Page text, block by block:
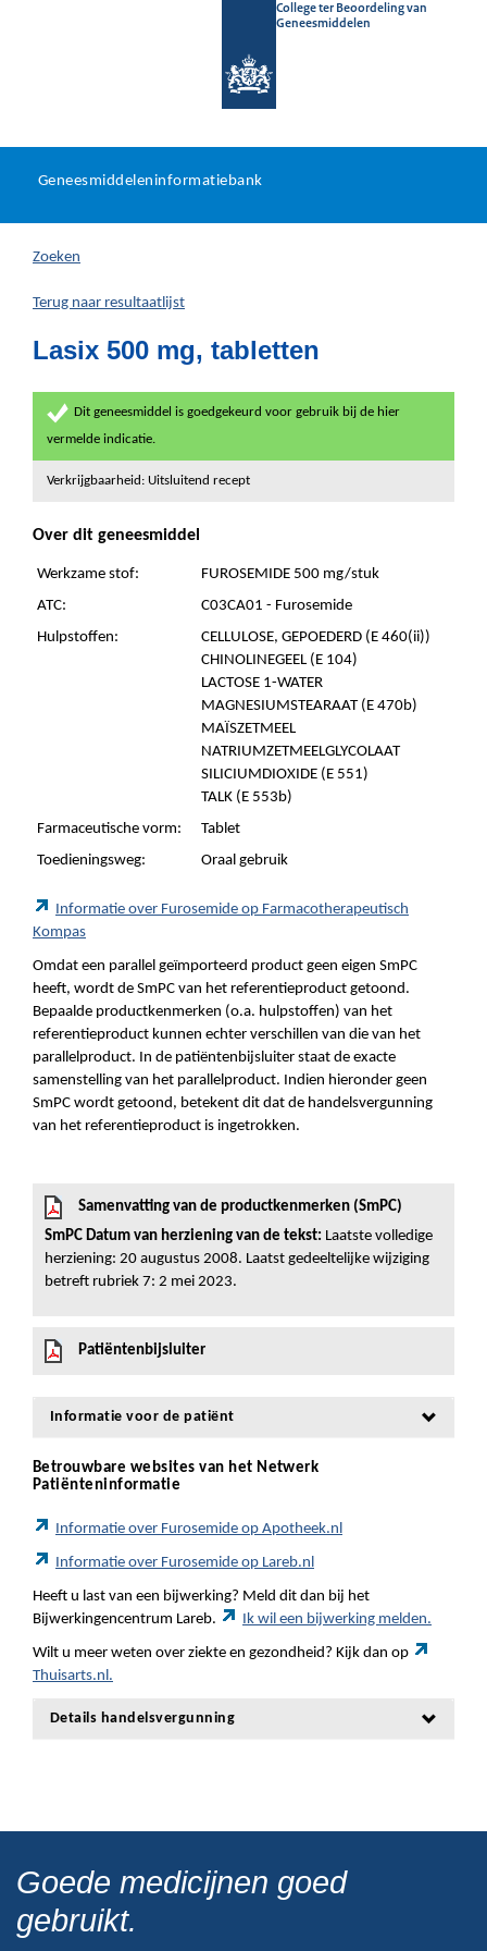
College ter Beoordeling van
Geneesmiddelen
U
hier:
Geneesmiddeleninformatiebank
Zoeken
Terug naar resultaatlijst
Lasix 500 mg, tabletten
Dit geneesmiddel is goedgekeurd voor gebruik bij de hier
vermelde indicatie.
Verkrijgbaarheid: Uitsluitend recept
Over dit geneesmiddel
Werkzame stof:
FUROSEMIDE 500 mg/stuk
ATC:
C03CA01 - Furosemide
Hulpstoffen:
CELLULOSE, GEPOEDERD (E 460(ii))
CHINOLINEGEEL (E 104)
LACTOSE 1-WATER
MAGNESIUMSTEARAAT (E 470b)
MAÏSZETMEEL
NATRIUMZETMEELGLYCOLAAT
SILICIUMDIOXIDE (E 551)
TALK (E 553b)
Farmaceutische vorm:
Tablet
Toedieningsweg:
Oraal gebruik
Informatie over Furosemide op Farmacotherapeutisch
Kompas
Omdat een parallel geïmporteerd product geen eigen SmPC
heeft, wordt de SmPC van het referentieproduct getoond.
Bepaalde productkenmerken (o.a. hulpstoffen) van het
referentieproduct kunnen echter verschillen van die van het
parallelproduct. In de patiëntenbijsluiter staat de exacte
samenstelling van het parallelproduct. Indien hieronder geen
SmPC wordt getoond, betekent dit dat de handelsvergunning
van het referentieproduct is ingetrokken.
Samenvatting van de productkenmerken (SmPC)
SmPC Datum van herziening van de tekst: Laatste volledige
herziening: 20 augustus 2008. Laatst gedeeltelijke wijziging
betreft rubriek 7: 2 mei 2023.
Patiëntenbijsluiter
Informatie voor de patiënt
Betrouwbare websites van het Netwerk
Patiënteninformatie
Informatie over Furosemide op Apotheek.nl
Informatie over Furosemide op Lareb.nl
Heeft u last van een bijwerking? Meld dit dan bij het
Bijwerkingencentrum Lareb.
Ik wil een bijwerking melden.
Wilt u meer weten over ziekte en gezondheid? Kijk dan op
Thuisarts.nl.
Details handelsvergunning
Goede medicijnen goed
gebruikt.